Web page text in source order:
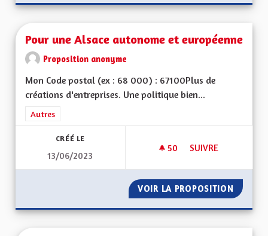
Pour une Alsace autonome et européenne
Proposition anonyme
Mon Code postal (ex : 68 000) : 67100Plus de
créations d'entreprises. Une politique bien...
Filtrer les résultats de la catégorie : Autres
Autres
CRÉÉ LE
13/06/2023
50 50 ABONNÉS
SUIVRE
VOIR LA PROPOSITION POUR